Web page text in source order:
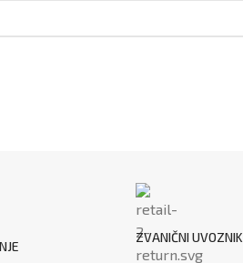
ZVANIČNI UVOZNIK